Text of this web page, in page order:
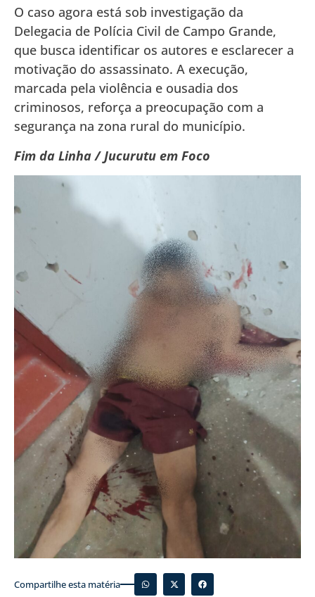
O caso agora está sob investigação da
Delegacia de Polícia Civil de Campo Grande,
que busca identificar os autores e esclarecer a
motivação do assassinato. A execução,
marcada pela violência e ousadia dos
criminosos, reforça a preocupação com a
segurança na zona rural do município.
Fim da Linha / Jucurutu em Foco
Compartilhe esta matéria